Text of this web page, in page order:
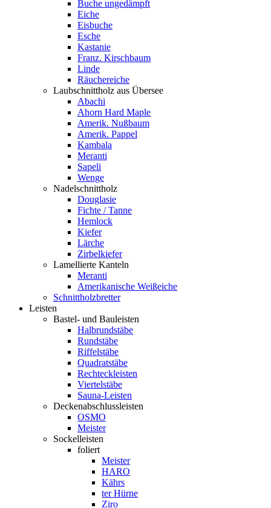
Buche ungedämpft
Eiche
Eisbuche
Esche
Kastanie
Franz. Kirschbaum
Linde
Räuchereiche
Laubschnittholz aus Übersee
Abachi
Ahorn Hard Maple
Amerik. Nußbaum
Amerik. Pappel
Kambala
Meranti
Sapeli
Wenge
Nadelschnittholz
Douglasie
Fichte / Tanne
Hemlock
Kiefer
Lärche
Zirbelkiefer
Lamellierte Kanteln
Meranti
Amerikanische Weißeiche
Schnittholzbretter
Leisten
Bastel- und Bauleisten
Halbrundstäbe
Rundstäbe
Riffelstäbe
Quadratstäbe
Rechteckleisten
Viertelstäbe
Sauna-Leisten
Deckenabschlussleisten
OSMO
Meister
Sockelleisten
foliert
Meister
HARO
Kährs
ter Hürne
Ziro